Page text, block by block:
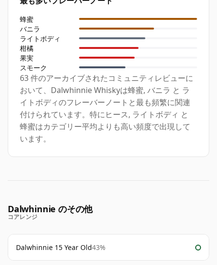
蜂蜜
バニラ
ライトボディ
柑橘
果実
スモーク
63 件のアーカイブされたコミュニティレビューに
おいて、Dalwhinnie Whiskyは蜂蜜, バニラ と ラ
イトボディのフレーバーノートと最も頻繁に関連
付けられています。特にヒース, ライトボディ と
蜂蜜はカテゴリー平均よりも高い頻度で出現して
います。
Dalwhinnie のその他
コアレンジ
Dalwhinnie 15 Year Old43%